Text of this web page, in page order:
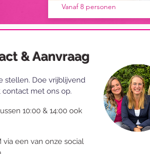
Vanaf 8 personen
& Aanvraag
stellen. Doevrijblijvend
met ons op.
10:00 & 14:00 ook
via een van onze social